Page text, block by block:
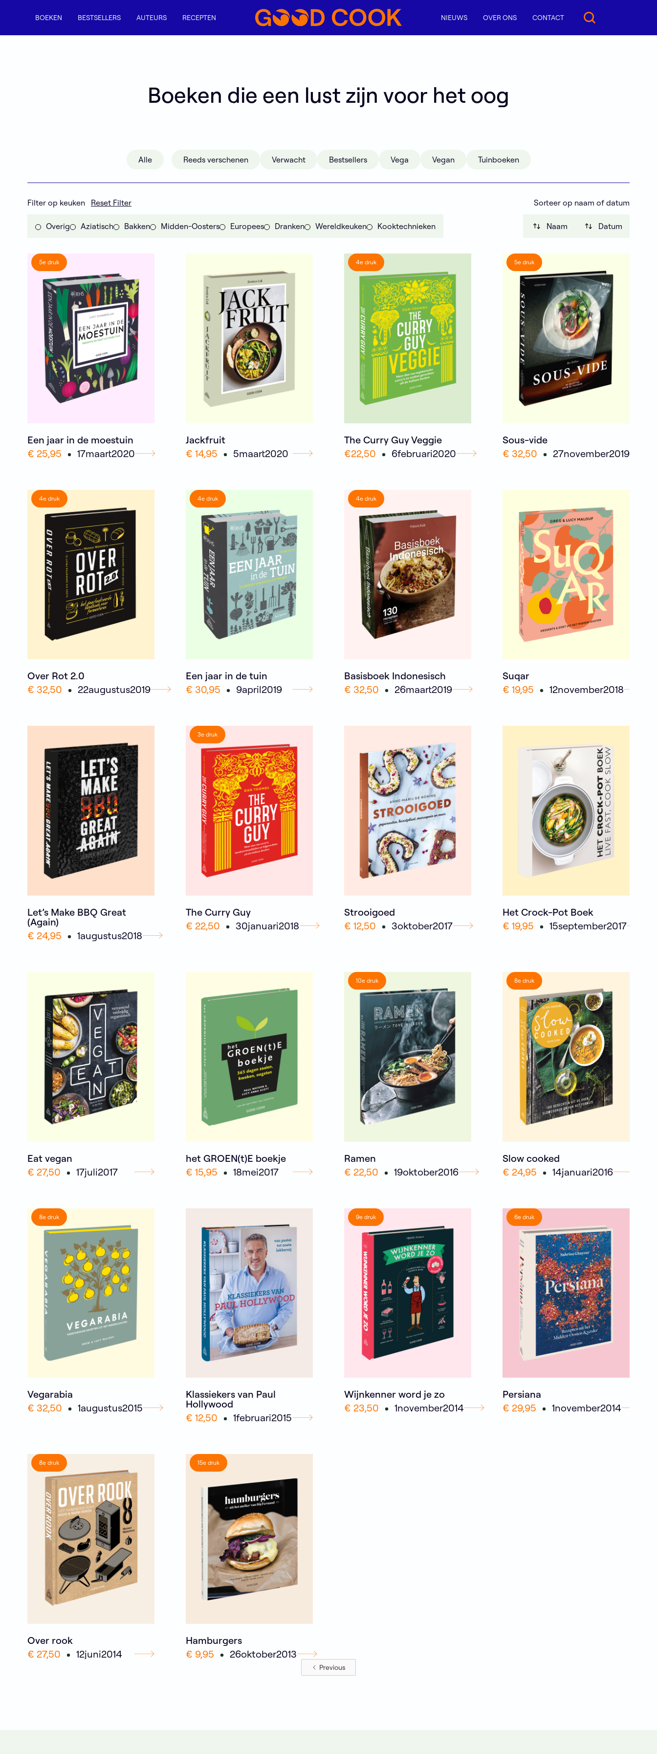
BOEKEN BESTSELLERS AUTEURS RECEPTEN NIEUWS OVER ONS CONTACT
Boeken die een lust zijn voor het oog
Alle Reeds verschenen Verwacht Bestsellers Vega Vegan Tuinboeken
Filter op keuken Reset Filter Sorteer op naam of datum
Overig Aziatisch Bakken Midden-Oosters Europees Dranken Wereldkeuken Kooktechnieken Naam Datum
5e druk
Een jaar in de moestuin
€ 25,95
17maart2020
Jackfruit
€ 14,95
5maart2020
4e druk
The Curry Guy Veggie
€22,50
6februari2020
5e druk
Sous-vide
€ 32,50
27november2019
4e druk
Over Rot 2.0
€ 32,50
22augustus2019
4e druk
Een jaar in de tuin
€ 30,95
9april2019
4e druk
Basisboek Indonesisch
€ 32,50
26maart2019
Suqar
€ 19,95
12november2018
Let’s Make BBQ Great
(Again)
€ 24,95
1augustus2018
3e druk
The Curry Guy
€ 22,50
30januari2018
Strooigoed
€ 12,50
3oktober2017
Het Crock-Pot Boek
€ 19,95
15september2017
Eat vegan
€ 27,50
17juli2017
het GROEN(t)E boekje
€ 15,95
18mei2017
10e druk
Ramen
€ 22,50
19oktober2016
8e druk
Slow cooked
€ 24,95
14januari2016
8e druk
Vegarabia
€ 32,50
1augustus2015
Klassiekers van Paul
Hollywood
€ 12,50
1februari2015
9e druk
Wijnkenner word je zo
€ 23,50
1november2014
6e druk
Persiana
€ 29,95
1november2014
8e druk
Over rook
€ 27,50
12juni2014
15e druk
Hamburgers
€ 9,95
26oktober2013
Previous